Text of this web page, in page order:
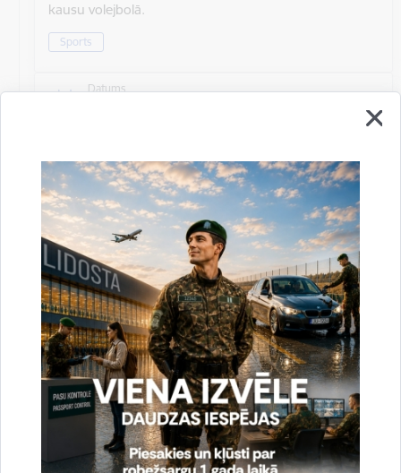
kausu volejbolā.
Sports
Datums
10.00–15.00
Atrašanās vieta
Rēzeknes novada pašvaldība, Atbrīvošanas aleja
95a, Rēzekne
Dalība Austrumlatgales reģionālajā